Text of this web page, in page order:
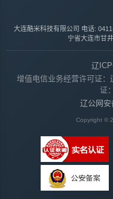
大连酷米科技有限公司 电话:
宁省大连市甘
辽
增值电信业务经营许可证：
证
辽公网安
Copyright ©